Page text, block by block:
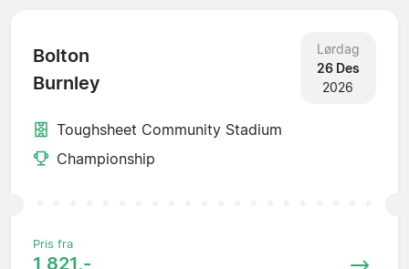
Bolton
Burnley
Lørdag
26 Des
2026
Toughsheet Community Stadium
Championship
Pris fra
1 821,-